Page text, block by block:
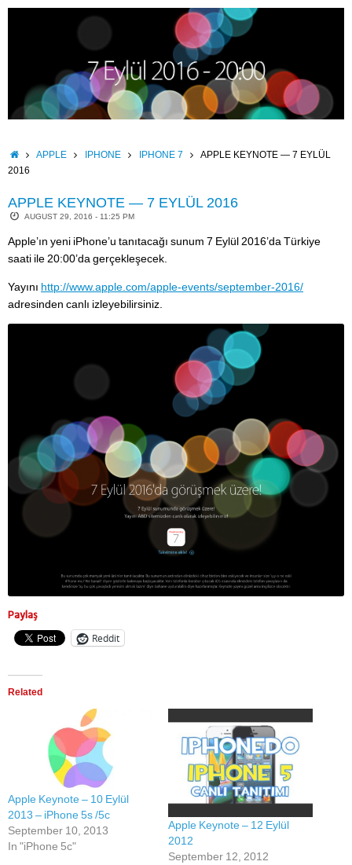
Skip
HOMEAPPLE IPHONE IPHONE 7
APPLE KEYNOTE — 7 EYLÜL
2016
APPLE KEYNOTE — 7 EYLÜL 2016
AUGUST 29, 2016 - 11:25 PM
Apple’ın yeni iPhone’u tanıtacağı sunum 7 Eylül 2016’da Türkiye
saati ile 20:00’da gerçekleşecek.
Yayını http://www.apple.com/apple-events/september-2016/
adresinden canlı izleyebilirsiniz.
Paylaş
Reddit
Related
Apple Keynote – 10 Eylül
2013 – iPhone 5s /5c
September 10, 2013
In "iPhone 5c"
Apple Keynote – 12 Eylül
2012
September 12, 2012